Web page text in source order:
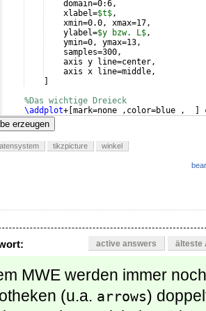
    domain=0:6,
    xlabel=
$t$,
    xmin=0.0, xmax=17,
    ylabel=
$y bzw. L$,
    ymin=0, ymax=13,
    samples=300,
    axis y line=center,
    axis x line=middle,
%Das wichtige Dreieck
\addplot+ mark=none ,color=blue ,
\addplot
erzeugen
tikzpicture winkel
active answers älteste
MWE werden immer
(u.a. arrows)